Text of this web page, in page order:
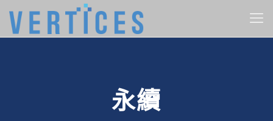
永續